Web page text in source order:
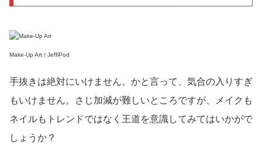
Make-Up Art / JeffiPod
手抜きは絶対にいけません。かと言って、気合の入りすぎ
もいけません。さじ加減が難しいところですが、メイクも
ネイルもトレンドではなく王道を意識してみてはいかがで
しょうか？